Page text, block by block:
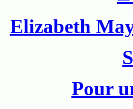
Elizabeth
Pour